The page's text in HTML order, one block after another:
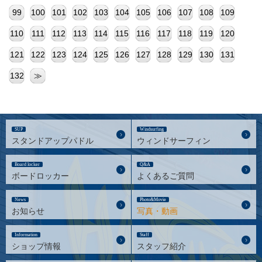
99 100 101 102 103 104 105 106 107 108 109
110 111 112 113 114 115 116 117 118 119 120
121 122 123 124 125 126 127 128 129 130 131
132 ≫
SUP
スタンドアップパドル
Windsurfing
ウィンドサーフィン
Board locker
ボードロッカー
Q&A
よくあるご質問
News
お知らせ
Photo&Movie
写真・動画
Information
ショップ情報
Staff
スタッフ紹介